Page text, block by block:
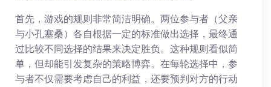
首先，游戏的规则非常简洁明确。两位参与者（父亲
与小孔塞桑）各自根据一定的标准做出选择，最终通
过比较不同选择的结果来决定胜负。这种规则看似简
单，但却能引发复杂的策略博弈。在每轮选择中，参
与者不仅需要考虑自己的利益，还要预判对方的行动